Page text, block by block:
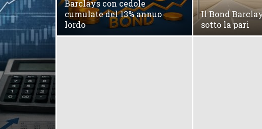
Barclays con cedole
cumulate del 13% annuo
lordo
Il Bond
sotto la pari